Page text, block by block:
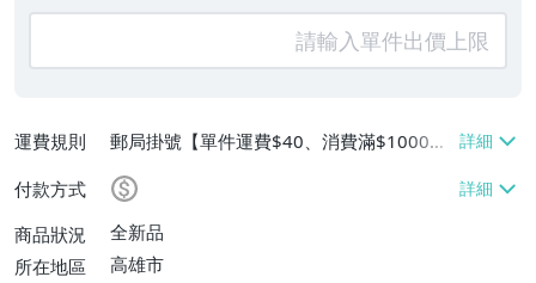
運費規則
郵局掛號【單件運費$40、消費滿$1000免
運費】
付款方式
商品狀況
全新品
所在地區
高雄市